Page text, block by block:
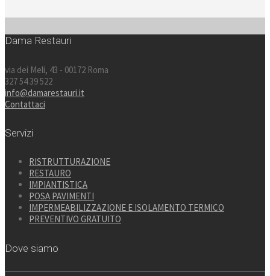
Dama Restauri
via dei Meli, 43 - 00172 Roma
327 54 39 522
info@damarestauri.it
Contattaci
Servizi
RISTRUTTURAZIONE
RESTAURO
IMPIANTISTICA
POSA PAVIMENTI
IMPERMEABILIZZAZIONE E ISOLAMENTO TERMICO
PREVENTIVO GRATUITO
Dove siamo